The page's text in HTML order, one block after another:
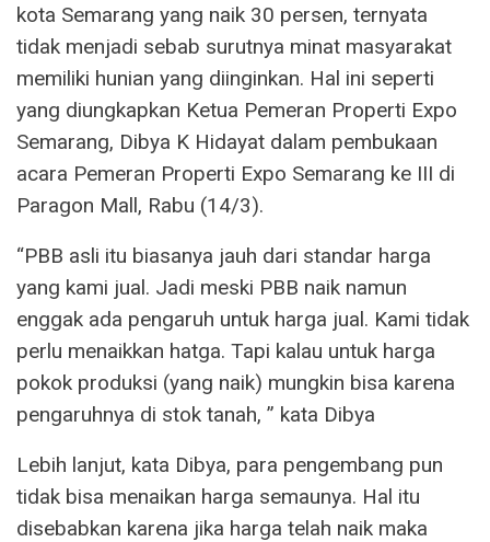
kota Semarang yang naik 30 persen, ternyata
tidak menjadi sebab surutnya minat masyarakat
memiliki hunian yang diinginkan. Hal ini seperti
yang diungkapkan Ketua Pemeran Properti Expo
Semarang, Dibya K Hidayat dalam pembukaan
acara Pemeran Properti Expo Semarang ke III di
Paragon Mall, Rabu (14/3).
“PBB asli itu biasanya jauh dari standar harga
yang kami jual. Jadi meski PBB naik namun
enggak ada pengaruh untuk harga jual. Kami tidak
perlu menaikkan hatga. Tapi kalau untuk harga
pokok produksi (yang naik) mungkin bisa karena
pengaruhnya di stok tanah, ” kata Dibya
Lebih lanjut, kata Dibya, para pengembang pun
tidak bisa menaikan harga semaunya. Hal itu
disebabkan karena jika harga telah naik maka